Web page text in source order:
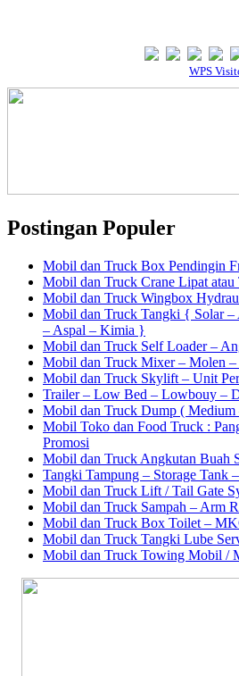
WPS
Postingan Populer
Mobil dan Truck Box Pendingin
Mobil dan Truck Crane Lipat atau
Mobil dan Truck Wingbox
Mobil dan Truck Tangki { Solar –
– Aspal – Kimia }
Mobil dan Truck Self Loader –
Mobil dan Truck Mixer – Molen –
Mobil dan Truck Skylift – Unit
Trailer – Low Bed – Lowbouy –
Mobil dan Truck Dump (
Mobil Toko dan Food Truck :
Promosi
Mobil dan Truck Angkutan Buah
Tangki Tampung – Storage Tank
Mobil dan Truck Lift / Tail Gate
Mobil dan Truck Sampah – Arm
Mobil dan Truck Box Toilet –
Mobil dan Truck Tangki Lube
Mobil dan Truck Towing Mobil /